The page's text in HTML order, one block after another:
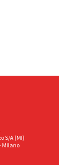
S/A (MI)
Milano